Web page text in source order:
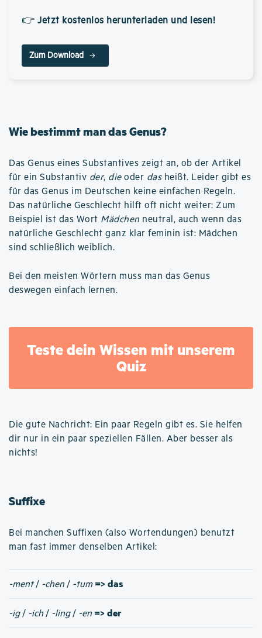
👉 Jetzt kostenlos herunterladen und lesen!
Zum Download
Wie bestimmt man das Genus?
Das Genus eines Substantives zeigt an, ob der Artikel
für ein Substantiv der, dieoder dasheißt. Leider gibt es
für das Genus im Deutschen keine einfachen Regeln.
Das natürliche Geschlecht hilft oft nicht weiter: Zum
Beispiel ist das Wort Mädchen neutral, auch wenn das
natürliche Geschlecht ganz klar feminin ist: Mädchen
sind schließlich weiblich.
Bei den meisten Wörtern muss man das Genus
deswegen einfach lernen.
Teste dein Wissen mit unserem
Quiz
Die gute Nachricht: Ein paar Regeln gibt es. Sie helfen
dir nur in ein paar speziellen Fällen. Aber besser als
nichts!
Suffixe
Bei manchen Suffixen (also Wortendungen) benutzt
man fast immer denselben Artikel:
-ment/ -chen / -tum => das
-ig/ -ich / -ling/ -en => der